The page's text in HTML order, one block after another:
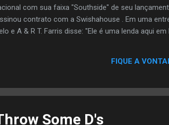
com sua faixa "Southside" de seu
contrato com a Swishahouse . Em uma
e A & R T. Farris disse: "Ele é uma lenda aqui em
FIQUE A
Some D's